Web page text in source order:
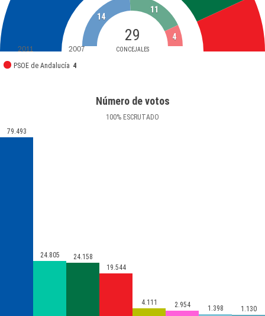
29
CONCEJALES
PSOE de Andalucía 4
14
11
4
2011 2007
Número de votos
100% ESCRUTADO
79.493
24.805
24.158
19.544
4.111 2.954 1.398 1.130